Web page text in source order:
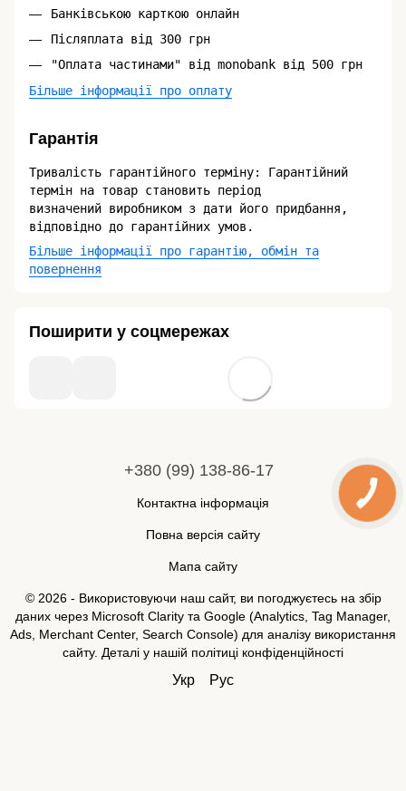
Банківською карткою онлайн
Післяплата від 300 грн
"Оплата частинами" від monobank від 500 грн
Більше інформації про оплату
Гарантія
Тривалість гарантійного терміну: Гарантійний
термін на товар становить період
визначений виробником з дати його придбання,
відповідно до гарантійних умов.
Більше інформації про гарантію, обмін та
повернення
Поширити у соцмережах
+380 (99) 138-86-17
Контактна інформація
Повна версія сайту
Мапа сайту
© 2026 - Використовуючи наш сайт, ви погоджуєтесь на збір
даних через Microsoft Clarity та Google (Analytics, Tag Manager,
Ads, Merchant Center, Search Console) для аналізу використання
сайту. Деталі у нашій політиці конфіденційності
Укр Рус